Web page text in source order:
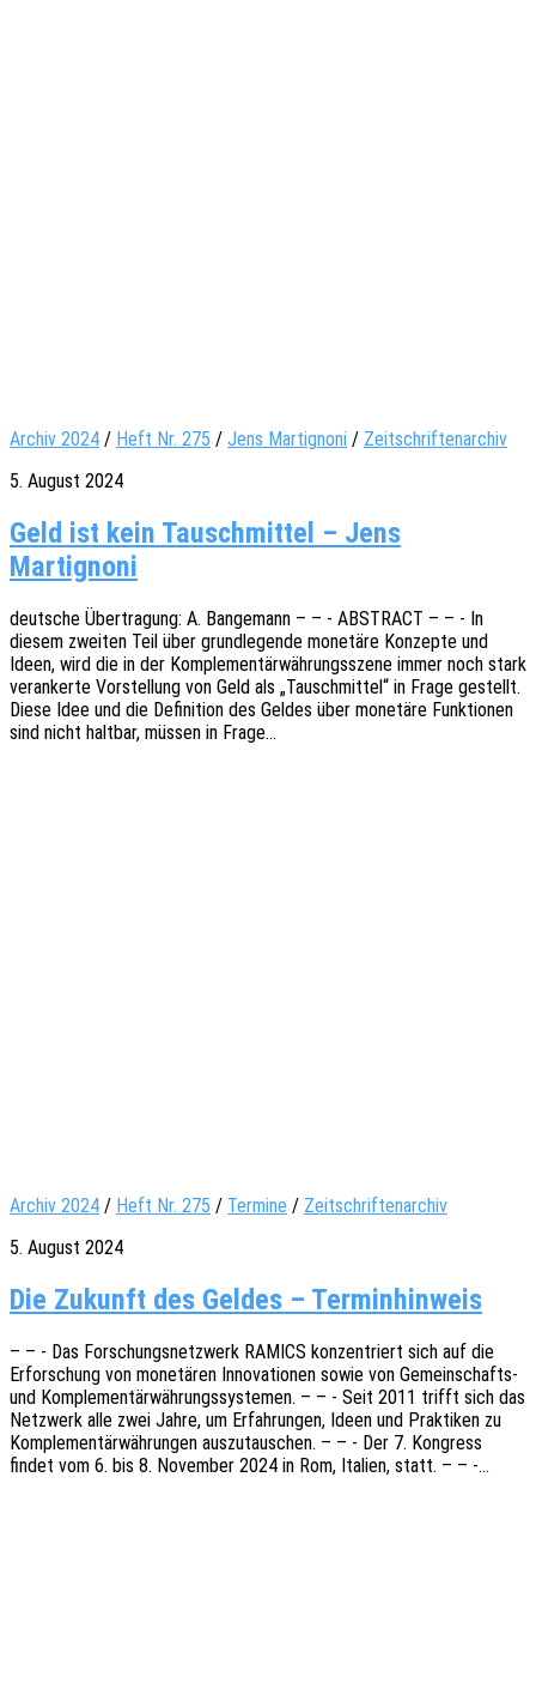
Archiv 2024 / Heft Nr. 275 / Jens Martignoni / Zeitschriftenarchiv
5. August 2024
Geld ist kein Tauschmittel – Jens
Martignoni
deut­sche Über­tra­gung: A. Bange­mann – – - ABSTRACT – – - In
diesem zwei­ten Teil über grund­le­gen­de mone­tä­re Konzep­te und
Ideen, wird die in der Komple­men­tär­wäh­rungs­sze­ne immer noch stark
veran­ker­te Vorstel­lung von Geld als „Tausch­mit­tel“ in Frage gestellt.
Diese Idee und die Defi­ni­ti­on des Geldes über mone­tä­re Funk­tio­nen
sind nicht halt­bar, müssen in Frage…
Archiv 2024 / Heft Nr. 275 / Termine / Zeitschriftenarchiv
5. August 2024
Die Zukunft des Geldes – Terminhinweis
– – - Das Forschungs­netz­werk RAMICS konzen­triert sich auf die
Erfor­schung von mone­tä­ren Inno­va­tio­nen sowie von Gemein­­schafts-
und Komple­men­tär­wäh­rungs­sys­te­men. – – - Seit 2011 trifft sich das
Netz­werk alle zwei Jahre, um Erfah­run­gen, Ideen und Prak­ti­ken zu
Komple­men­tär­wäh­run­gen auszu­tau­schen. – – - Der 7. Kongress
findet vom 6. bis 8. Novem­ber 2024 in Rom, Itali­en, statt. – – -…